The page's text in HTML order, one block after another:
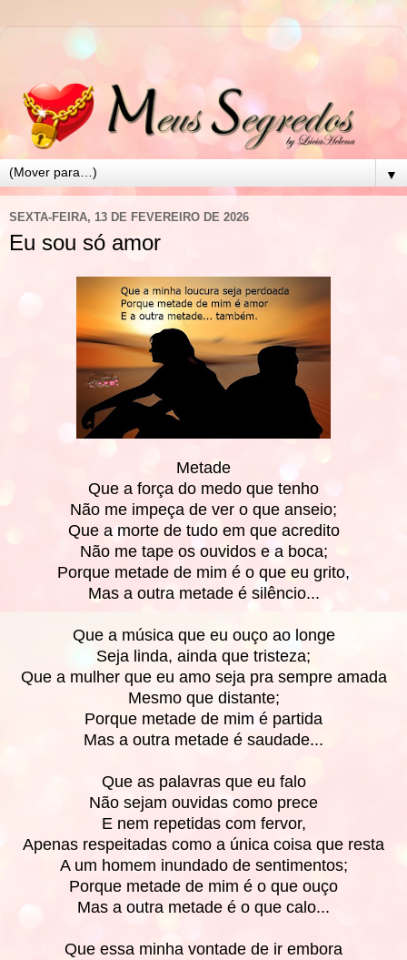
▼
SEXTA-FEIRA, 13 DE FEVEREIRO DE 2026
Eu sou só amor
Metade
Que a força do medo que tenho
Não me impeça de ver o que anseio;
Que a morte de tudo em que acredito
Não me tape os ouvidos e a boca;
Porque metade de mim é o que eu grito,
Mas a outra metade é silêncio...
Que a música que eu ouço ao longe
Seja linda, ainda que tristeza;
Que a mulher que eu amo seja pra sempre amada
Mesmo que distante;
Porque metade de mim é partida
Mas a outra metade é saudade...
Que as palavras que eu falo
Não sejam ouvidas como prece
E nem repetidas com fervor,
Apenas respeitadas como a única coisa que resta
A um homem inundado de sentimentos;
Porque metade de mim é o que ouço
Mas a outra metade é o que calo...
Que essa minha vontade de ir embora